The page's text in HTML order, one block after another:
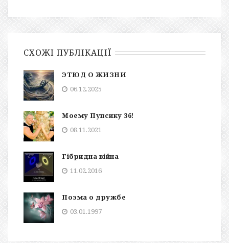
СХОЖІ ПУБЛІКАЦІЇ
ЭTЮД О ЖИЗНИ
06.12.2025
Моему Пупсику 36!
08.11.2021
Гібридна війна
11.02.2016
Поэма о дружбе
03.01.1997